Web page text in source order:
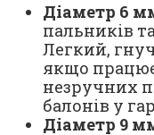
Діаметр 6
пальників
Легкий,
якщо
незручних
балонів у
Діаметр 9